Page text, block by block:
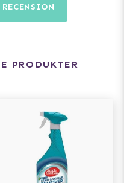
PRODUKTER